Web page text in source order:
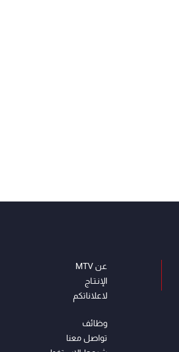
عن MTV
الإنـتـاج
لاعلاناتكم
وظائف
تواصل معنا